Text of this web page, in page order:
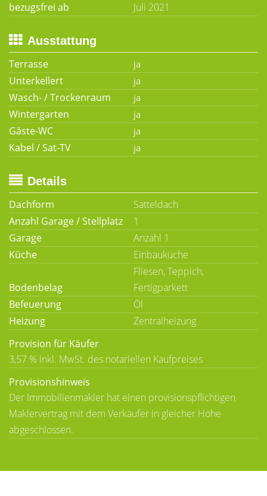
bezugsfrei ab
Juli 2021
Ausstattung
Terrasse
Unterkellert
Wasch- / Trockenraum
Wintergarten
Gäste-WC
Kabel / Sat-TV
Details
Dachform
Satteldach
Anzahl Garage / Stellplatz
1
Garage
Anzahl 1
Küche
Einbauküche
Bodenbelag
Fliesen, Teppich,
Fertigparkett
Befeuerung
Öl
Heizung
Zentralheizung
Provision für Käufer
3,57 % inkl. MwSt. des notariellen Kaufpreises
Provisionshinweis
Der Immobilienmakler hat einen provisionspflichtigen
Maklervertrag mit dem Verkäufer in gleicher Höhe
abgeschlossen.